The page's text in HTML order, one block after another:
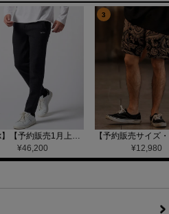
【wjk】【予約販売1月上旬～中旬入荷】function knit easy slacks(jacquard check) ニットイージーパンツ(504 mw08j)
¥46,200
3
¥12,980